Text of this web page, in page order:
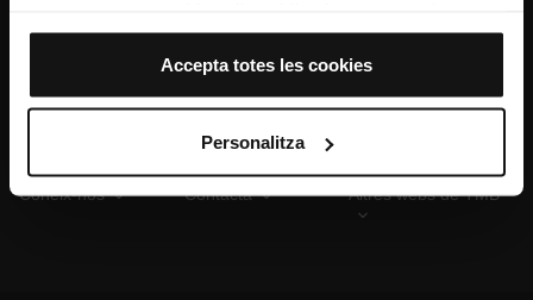
El selector que es troba a la dreta de cada tipologia de
cookies d’aquella classe.
Un cop hagis marcat les teves preferències, has de fer
clic sobre “Selecciona i configura”. Així, s’instal·laran
només les cookies de la tipologia que hagis seleccionat
personalització, perquè permeten recordar les teves
opcions de navegació (com ara l’idioma) i milloren la teva
Accepta totes les cookies
Personalitza
Coneix-nos Contacta Altres webs de TMB